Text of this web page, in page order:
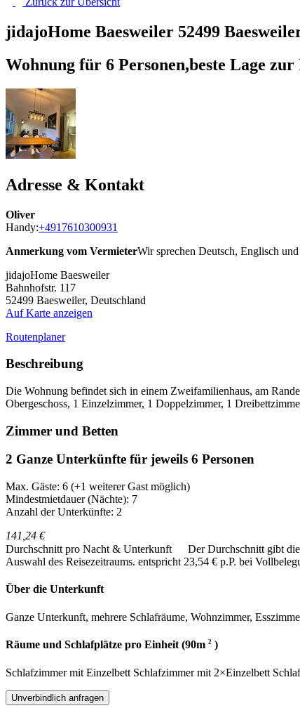
jidajoHome Baesweiler 52499
Wohnung für 6 Personen,beste Lage
Adresse & Kontakt
Oliver
Handy:+4917610300931
Anmerkung vom VermieterWir sprechen Deutsch, Englisch und
jidajoHome Baesweiler
Bahnhofstr. 117
52499 Baesweiler, Deutschland
Auf Karte anzeigen
Routenplaner
Beschreibung
Die Wohnung befindet sich in einem Zweifamilienhaus, am
Obergeschoss, 1 Einzelzimmer, 1 Doppelzimmer, 1
Zimmer und Betten
2 Ganze Unterkünfte für jeweils 6 Personen
Max. Gäste: 6 (+1 weiterer Gast möglich)
Mindestmietdauer (Nächte): 7
Anzahl der Unterkünfte: 2
141,24 €
Durchschnitt pro Nacht & Unterkunft
Der Durchschnitt gibt
Auswahl des Reisezeitraums. entspricht 23,54 € p.P. bei
Über die Unterkunft
Ganze Unterkunft, mehrere Schlafräume, Wohnzimmer,
Räume und Schlafplätze pro Einheit (90m 2 )
Schlafzimmermit Einzelbett Schlafzimmermit 2×Einzelbett
Unverbindlich anfragen